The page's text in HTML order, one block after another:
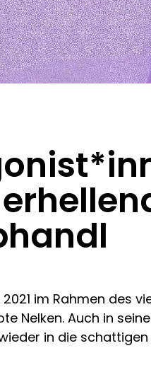
im Rahmen des
Nelken. Auch in
in die schattigen